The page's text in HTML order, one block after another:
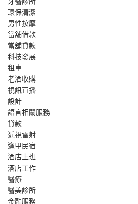
環保清潔
男性按摩
當舖借款
當舖貸款
科技發展
租車
老酒收購
視訊直播
設計
語言相關服務
貸款
近視雷射
逢甲民宿
酒店上班
酒店工作
醫療
醫美診所
金融服務